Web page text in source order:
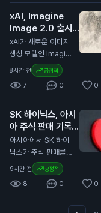
러(약 99조 원)에 달
했습니다. 코인베이스
는 이 유통량의 약 3
0%를 보유하고 있습
니다. 이번 계약 연장
은 일반 투자자에게
중요한 의미를 가집니
는 만큼, 향후 USDC
의 안정성과 유통량
증가가 기대됩니다.
이는 투자자들의 자산
가치에도 긍정적인 영
향을 미칠 수 있습니
번 개정은 글로벌 가
상자산 시장의 변화에
대응하기 위한 것으
로, 특히 유럽 외부의
발행자와 관련된 규제
를 포함합니다. 이는
유럽 내 가상자산 사
높이기 위한 노력으로
해석됩니다. 이번 발
표는 일반 투자자에게
중요합니다. 유럽의
규제가 강화되면 스테
이블코인과 같은 가상
자산의 사용에 영향을
라서 투자자들은 이러
클라우드플레어의 서
버리스 플랫폼인 워커
스(Workers) 위에서
작동합니다. 킥서프는
현재 베타 버전으로
무료로 제공됩니다.
클라우드플레어는 킥
서프를 단 12주 만에
개발했습니다. 이 브
라우저는 AI 에이전트
가 웹을 더 효율적으
로 탐색하도록 돕습니
다. 기존의 크롬 브라
파워를 사용하여 비용
을 절감할 수 있습니
프를 사용해 웹사이트
xAI, Imagine
Image 2.0 출시
발표
N
xAI가 새로운 이미지
생성 모델인 Imagin
e Image 2.0을 출시
했습니다. 이 모델은
Grok 웹사이트와 iO
S 및 Android 앱에서
사용할 수 있습니다.
사용자는 보다 정밀한
이미지 편집과 템플릿
기능을 이용할 수 있
습니다. Imagine Im
age 2.0은 디자인,
사진, 일러스트레이션
8시간 전 긍정적
7 0 0
SK 하이닉스, 아시
아 주식 판매 기록
경신 주도
N
아시아에서 SK 하이
닉스가 주식 판매를
이끌며 7월에 830억
달러(약 11조 1,000억
원) 이상의 자금을 모
9시간 전 긍정적
8 0 0